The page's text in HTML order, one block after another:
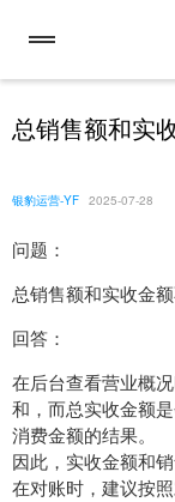
总销售额和实
银豹运营-YF 2025-07-28
问题：
总销售额和实收金
回答：
在后台查看营业概
和，而总实收金额
消费金额的结果。
因此，实收金额和销
在对账时，建议按